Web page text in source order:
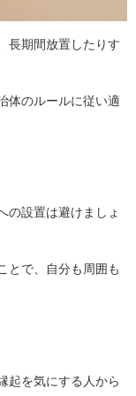
長期間放置したりす
体のルールに従い適
の設置は避けましょ
とで、自分も周囲も
起を気にする人から